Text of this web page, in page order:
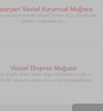
Vestel Kurumsal Mağaza
pazaryerlerinde Vestel Ticaret A.Ş. Tarafından
işletilen mağazalardır.
Vestel Ekspres Mağaza
küçük alana sahip olup, müşterilere hızlı ve
bir alışveriş deneyimi sunan mağazalardır.